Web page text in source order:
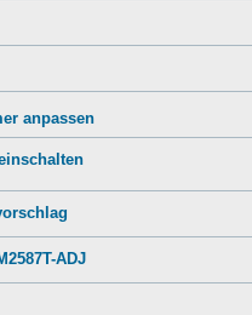
anpassen
ADJ